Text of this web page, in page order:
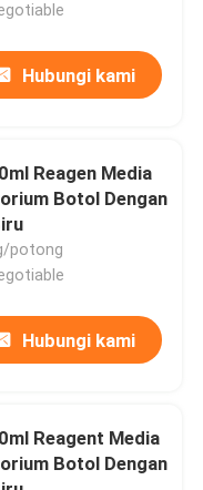
Hubungi kami
Reagen Media
Botol Dengan
potong
Hubungi kami
Reagent Media
Botol Dengan